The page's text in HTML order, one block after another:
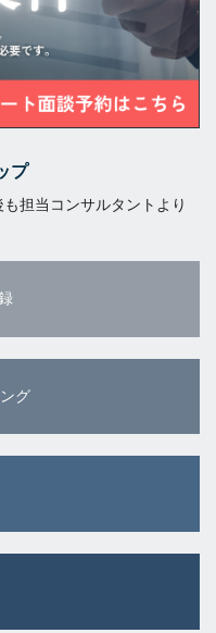
プ
担当コンサルタントより
グ